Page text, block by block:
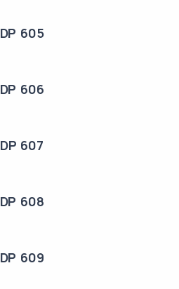
DP 605
DP 606
DP 607
DP 608
DP 609